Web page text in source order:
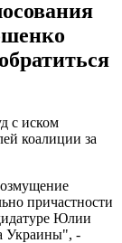
с иском
коалиции за
причастности
Юлии
Украины", -